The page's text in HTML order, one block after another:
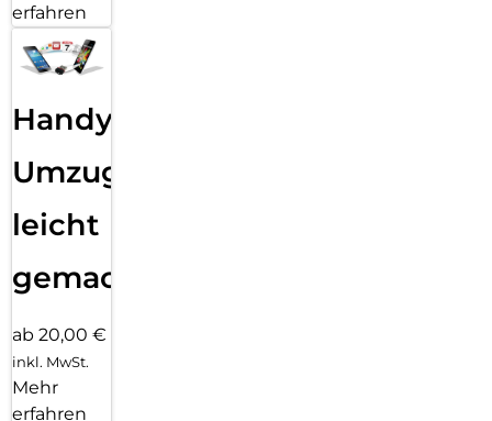
erfahren
Handy
Umzug
leicht
gemacht!
ab 20,00 €
inkl. MwSt.
Mehr
erfahren